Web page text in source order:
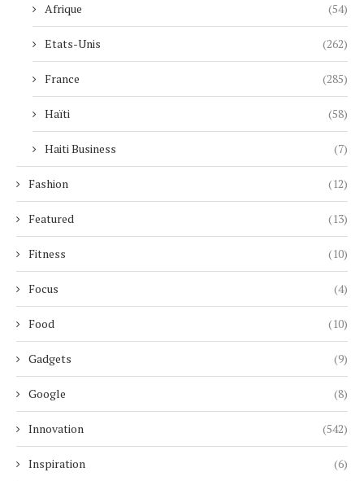
Afrique (54)
Etats-Unis (262)
France (285)
Haïti (58)
Haiti Business (7)
Fashion (12)
Featured (13)
Fitness (10)
Focus (4)
Food (10)
Gadgets (9)
Google (8)
Innovation (542)
Inspiration (6)